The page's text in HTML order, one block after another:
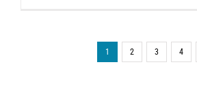
1 2 3 4